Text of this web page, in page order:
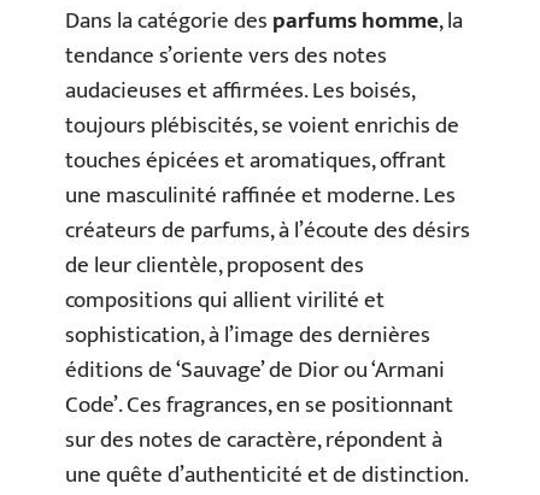
Dans la catégorie desparfums homme, la
tendance s’oriente vers des notes
audacieuses et affirmées. Les boisés,
toujours plébiscités, se voient enrichis de
touches épicées et aromatiques, offrant
une masculinité raffinée et moderne. Les
créateurs de parfums, à l’écoute des désirs
de leur clientèle, proposent des
compositions qui allient virilité et
sophistication, à l’image des dernières
éditions de ‘Sauvage’ de Dior ou ‘Armani
Code’. Ces fragrances, en se positionnant
sur des notes de caractère, répondent à
une quête d’authenticité et de distinction.